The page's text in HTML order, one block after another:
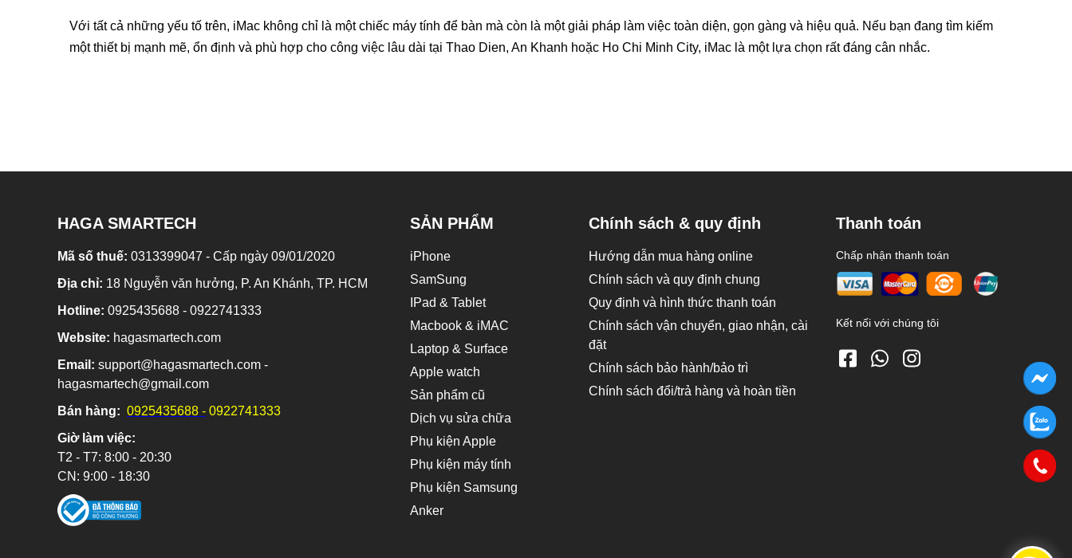
Với tất cả những yếu tố trên, iMac không chỉ là một chiếc máy tính để bàn mà còn là một giải pháp làm việc toàn diện, gọn gàng và hiệu quả. Nếu bạn đang tìm kiếm
một thiết bị mạnh mẽ, ổn định và phù hợp cho công việc lâu dài tại Thao Dien, An Khanh hoặc Ho Chi Minh City, iMac là một lựa chọn rất đáng cân nhắc.
HAGA SMARTECH
Mã số thuế: 0313399047 - Cấp ngày 09/01/2020
Địa chỉ: 18 Nguyễn văn hưởng, P. An Khánh, TP. HCM
Hotline: 0925435688 - 0922741333
Website: hagasmartech.com
Email: support@hagasmartech.com -
hagasmartech@gmail.com
Bán hàng: 0925435688 - 0922741333
Giờ làm việc:
T2 - T7: 8:00 - 20:30
CN: 9:00 - 18:30
SẢN PHẨM
iPhone
SamSung
IPad & Tablet
Macbook & iMAC
Laptop & Surface
Apple watch
Sản phẩm cũ
Dịch vụ sửa chữa
Phụ kiện Apple
Phụ kiện máy tính
Phụ kiện Samsung
Anker
Chính sách & quy định
Hướng dẫn mua hàng online
Chính sách và quy định chung
Quy định và hình thức thanh toán
Chính sách vận chuyển, giao nhận, cài
đặt
Chính sách bảo hành/bảo trì
Chính sách đổi/trả hàng và hoàn tiền
Thanh toán
Chấp nhận thanh toán
Kết nối với chúng tôi